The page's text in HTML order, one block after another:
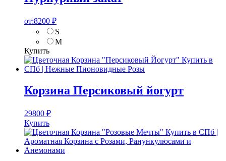
от:8200 ₽
S
M
Купить
Корзина Персиковый йогурт
29800 ₽
Купить